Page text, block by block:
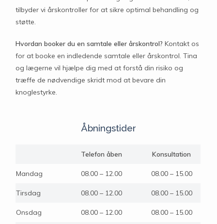
tilbyder vi årskontroller for at sikre optimal behandling og
støtte.
Hvordan booker du en samtale eller årskontrol? Kontakt os
for at booke en indledende samtale eller årskontrol. Tina
og lægerne vil hjælpe dig med at forstå din risiko og
træffe de nødvendige skridt mod at bevare din
knoglestyrke.
Åbningstider
Telefon åben Konsultation
Mandag 08.00 – 12.00 08.00 – 15.00
Tirsdag 08.00 – 12.00 08.00 – 15.00
Onsdag 08.00 – 12.00 08.00 – 15.00